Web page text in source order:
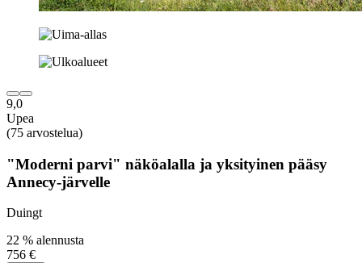
9,0
Upea
(75 arvostelua)
"Moderni parvi" näköalalla ja yksityinen pääsy
Annecy-järvelle
Duingt
22 % alennusta
756 €